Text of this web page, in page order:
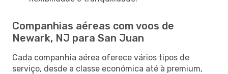
Companhias aéreas com voos de
Newark, NJ para San Juan
Cada companhia aérea oferece vários tipos de
serviço, desde a classe económica até à premium,